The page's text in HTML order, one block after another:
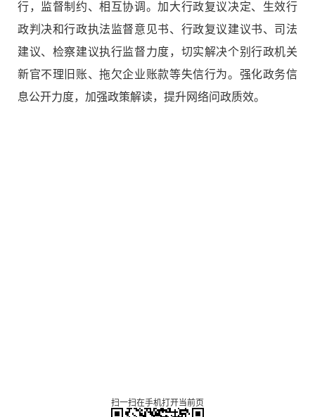
行，监督制约、相互协调。加大行政复议决定、生效行
政判决和行政执法监督意见书、行政复议建议书、司法
建议、检察建议执行监督力度，切实解决个别行政机关
新官不理旧账、拖欠企业账款等失信行为。强化政务信
息公开力度，加强政策解读，提升网络问政质效。
扫一扫在手机打开当前页